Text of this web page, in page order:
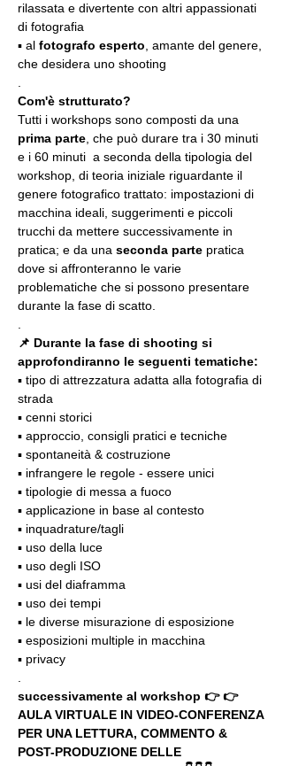
rilassata e divertente con altri appassionati
di fotografia
▪️ al fotografo esperto , amante del genere,
che desidera uno shooting
Com'è strutturato?
Tutti i workshops sono composti da una
prima parte , che può durare tra i 30 minuti
e i 60 minuti  a seconda della tipologia del
workshop, di teoria iniziale riguardante il
genere fotografico trattato: impostazioni di
macchina ideali, suggerimenti e piccoli
trucchi da mettere successivamente in
pratica; e da una seconda parte pratica
dove si affronteranno le varie
problematiche che si possono presentare
durante la fase di scatto.
📌 Durante la fase di shooting si
approfondiranno le seguenti tematiche:
▪️ tipo di attrezzatura adatta alla fotografia di
strada
▪️ cenni storici
▪️ approccio, consigli pratici e tecniche
▪️ spontaneità & costruzione
▪️ infrangere le regole - essere unici
▪️ tipologie di messa a fuoco
▪️ applicazione in base al contesto
▪️ inquadrature/tagli
▪️ uso della luce
▪️ uso degli ISO
▪️ usi del diaframma
▪️ uso dei tempi
▪️ le diverse misurazione di esposizione
▪️ esposizioni multiple in macchina
▪️ privacy
successivamente al workshop 👉 👉
AULA VIRTUALE IN VIDEO-CONFERENZA
PER UNA LETTURA, COMMENTO &
POST-PRODUZIONE DELLE